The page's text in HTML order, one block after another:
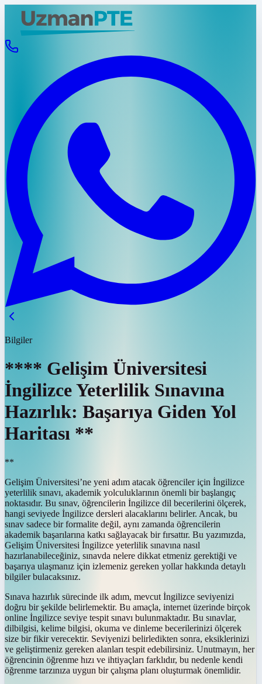
Bilgiler
**** Gelişim Üniversitesi
İngilizce Yeterlilik Sınavına
Hazırlık: Başarıya Giden Yol
Haritası **
**
Gelişim Üniversitesi’ne yeni adım atacak öğrenciler için İngilizce
yeterlilik sınavı, akademik yolculuklarının önemli bir başlangıç
noktasıdır. Bu sınav, öğrencilerin İngilizce dil becerilerini ölçerek,
hangi seviyede İngilizce dersleri alacaklarını belirler. Ancak, bu
sınav sadece bir formalite değil, aynı zamanda öğrencilerin
akademik başarılarına katkı sağlayacak bir fırsattır. Bu yazımızda,
Gelişim Üniversitesi İngilizce yeterlilik sınavına nasıl
hazırlanabileceğiniz, sınavda nelere dikkat etmeniz gerektiği ve
başarıya ulaşmanız için izlemeniz gereken yollar hakkında detaylı
bilgiler bulacaksınız.
Sınava hazırlık sürecinde ilk adım, mevcut İngilizce seviyenizi
doğru bir şekilde belirlemektir. Bu amaçla, internet üzerinde birçok
online İngilizce seviye tespit sınavı bulunmaktadır. Bu sınavlar,
dilbilgisi, kelime bilgisi, okuma ve dinleme becerilerinizi ölçerek
size bir fikir verecektir. Seviyenizi belirledikten sonra, eksiklerinizi
ve geliştirmeniz gereken alanları tespit edebilirsiniz. Unutmayın, her
öğrencinin öğrenme hızı ve ihtiyaçları farklıdır, bu nedenle kendi
öğrenme tarzınıza uygun bir çalışma planı oluşturmak önemlidir.